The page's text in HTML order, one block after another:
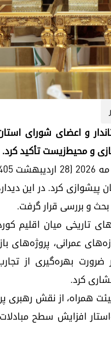
و اعضای شورای
و محیط‌زیست تأکید کرد.
پیشوازی کرد. در این
و بررسی قرار گرفت.
تاریخی میان
عمرانی، پروژه‌های
بر ضرورت بهره‌گیری از
کرد.
همراه، از نقش رهبری
افزایش سطح